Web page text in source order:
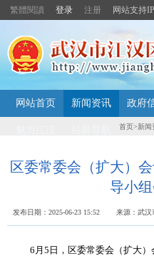
繁體閱讀 登录 注册 网站支持
网站首页 新闻资讯 政府
首页>新闻
区委常委会（扩大）
导小
发布日期：2025-06-23 15:52 来源：武汉
6月5日，区委常委会（扩大